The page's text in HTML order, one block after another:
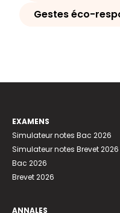
Gestes éco-
EXAMENS
Simulateur notes Bac 2026
Simulateur notes Brevet 2026
Bac 2026
Brevet 2026
ANNALES